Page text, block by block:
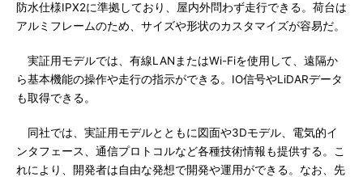
防水仕様IPX2に準拠しており、屋内外問わず走行できる。荷台は
アルミフレームのため、サイズや形状のカスタマイズが容易だ。
実証用モデルでは、有線LANまたはWi-Fiを使用して、遠隔か
ら基本機能の操作や走行の指示ができる。IO信号やLiDARデータ
も取得できる。
同社では、実証用モデルとともに図面や3Dモデル、電気的イ
ンタフェース、通信プロトコルなど各種技術情報も提供する。こ
れにより、開発者は自由な発想で開発や運用ができる。なお、先